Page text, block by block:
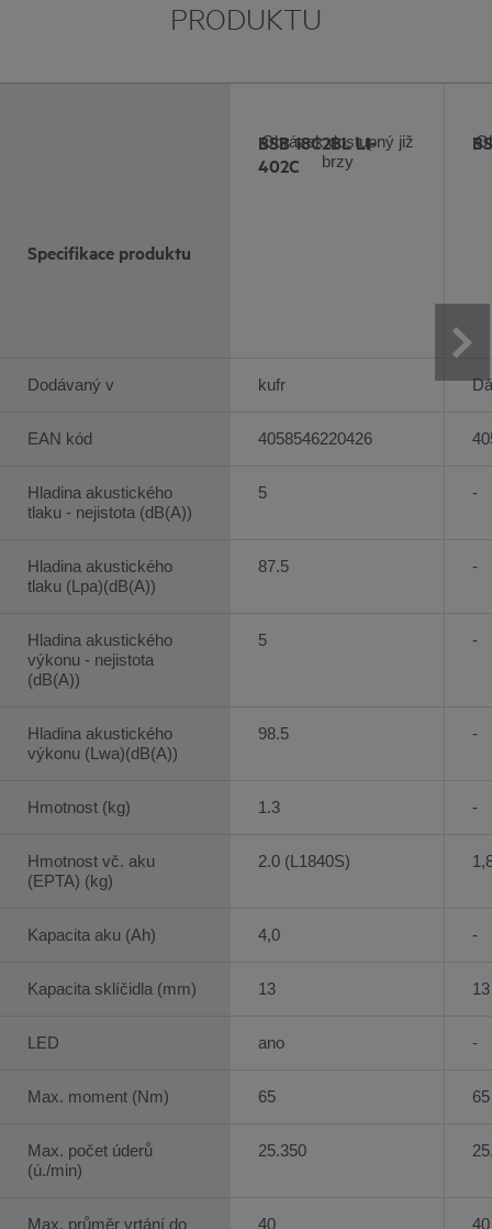
PRODUKTU
Specifikace produktu
Dodávaný v
EAN kód
Hladina akustického
tlaku - nejistota (dB(A))
Hladina akustického
tlaku (Lpa)(dB(A))
Hladina akustického
výkonu - nejistota
(dB(A))
Hladina akustického
výkonu (Lwa)(dB(A))
Hmotnost (kg)
Hmotnost vč. aku
(EPTA) (kg)
Kapacita aku (Ah)
Kapacita sklíčidla (mm)
LED
Max. moment (Nm)
Max. počet úderů
(ú./min)
Max. průměr vrtání do
Obrázek dostupný již
brzy
BSB 18C2BL LI-
402C
kufr
4058546220426
5
87.5
5
98.5
1.3
2.0 (L1840S)
4,0
13
ano
65
25.350
40
-
-
-
-
-
-
13
-
65
40